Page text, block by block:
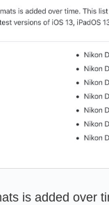
is added over